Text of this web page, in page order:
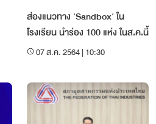
ส่องแนวทาง 'Sandbox' ใน
โรงเรียน นำร่อง 100 แห่ง ในส.ค.นี้
07 ส.ค. 2564 | 10:30